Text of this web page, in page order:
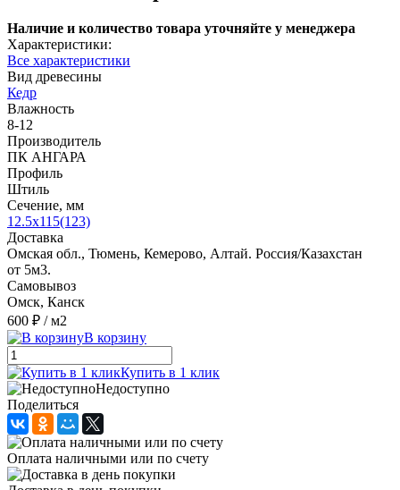
Наличие и количество товара уточняйте у менеджера
Характеристики:
Все характеристики
Вид древесины
Кедр
Влажность
8-12
Производитель
ПК АНГАРА
Профиль
Штиль
Сечение, мм
12.5x115(123)
Доставка
Омская обл., Тюмень, Кемерово, Алтай. Россия/Казахстан
от 5м3.
Самовывоз
Омск, Канск
600 ₽ / м2
В корзину
Купить в 1 клик
Недоступно
Поделиться
Оплата наличными или по счету